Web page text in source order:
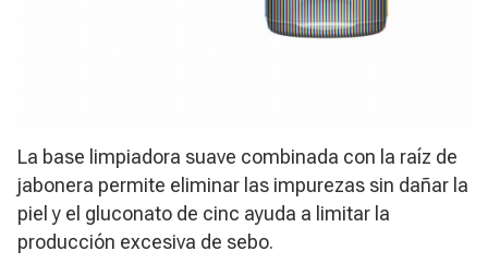
La base limpiadora suave combinada con la raíz de
jabonera permite eliminar las impurezas sin dañar la
piel y el gluconato de cinc ayuda a limitar la
producción excesiva de sebo.